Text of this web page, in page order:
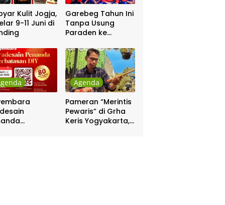
Kulit Jogja,
9-11 Juni di
Garebeg Tahun Ini
Tanpa Usung
Paraden ke
Pakualaman
Agenda
Pameran “Merintis
Pewaris” di Grha
Keris Yogyakarta,